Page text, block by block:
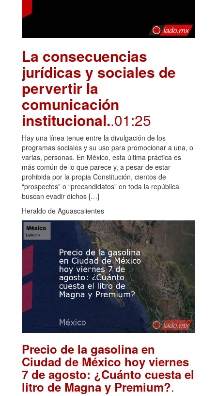
La consecuencias
jurídicas y sociales de
pervertir la
comunicación
institucional..01:25
Hay una línea tenue entre la divulgación de los
programas sociales y su uso para promocionar a una, o
varias, personas. En México, esta última práctica es
más común de lo que parece y, a pesar de estar
prohibida por la propia Constitución, cientos de
“prospectos” o “precandidatos” en toda la república
buscan evadir dichos […]
Heraldo de Aguascalientes
Precio de la gasolina en
Ciudad de México hoy viernes
7 de agosto: ¿Cuánto cuesta el
litro de Magna y Premium?.